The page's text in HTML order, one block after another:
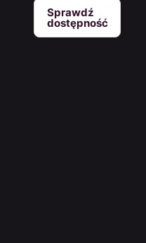
Sprawdź
dostępność